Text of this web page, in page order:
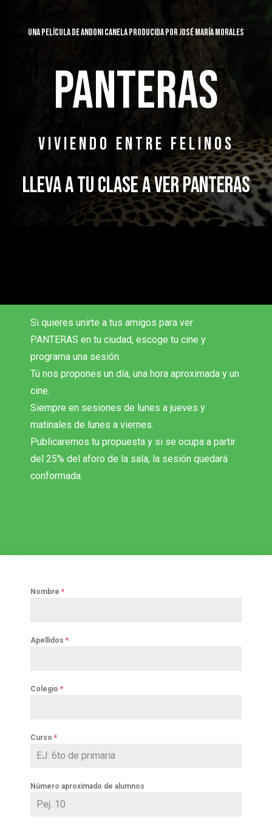
UNA PELÍCULA DE ANDONI CANELA PRODUCIDA POR JOSÉ MARÍA MORALES
PANTERAS
VIVIENDO ENTRE FELINOS
LLEVA A TU CLASE A VER PANTERAS
Si quieres unirte a tus amigos para ver
PANTERAS en tu ciudad, escoge tu cine y
programa una sesión.
Tú nos propones un día, una hora aproximada y un
cine.
Siempre en sesiones de lunes a jueves y
matinales de lunes a viernes.
Publicaremos tu propuesta y si se ocupa a partir
del 25% del aforo de la sala, la sesión quedará
conformada.
Nombre *
Apellidos *
Colegio *
Curso *
Número aproximado de alumnos